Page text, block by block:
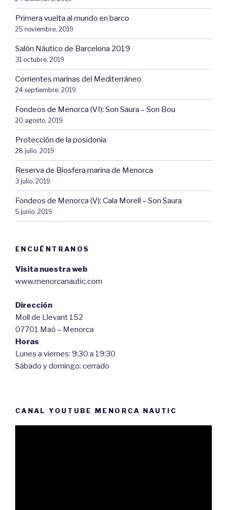
Primera vuelta al mundo en barco
25 noviembre, 2019
Salón Náutico de Barcelona 2019
31 octubre, 2019
Corrientes marinas del Mediterráneo
24 septiembre, 2019
Fondeos de Menorca (VI): Son Saura – Son Bou
20 agosto, 2019
Protección de la posidonia
28 julio, 2019
Reserva de Biosfera marina de Menorca
3 julio, 2019
Fondeos de Menorca (V): Cala Morell – Son Saura
5 junio, 2019
ENCUÉNTRANOS
Visita nuestra web
www.menorcanautic.com
Dirección
Moll de Llevant 152
07701 Maó – Menorca
Horas
Lunes a viernes: 9:30 a 19:30
Sábado y domingo: cerrado
CANAL YOUTUBE MENORCA NAUTIC